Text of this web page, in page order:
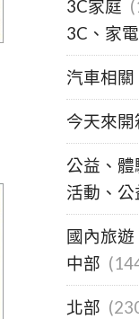
3C家庭
3C、家
汽車相關
今天來開
公益、
活動、
國內旅遊
中部
北部